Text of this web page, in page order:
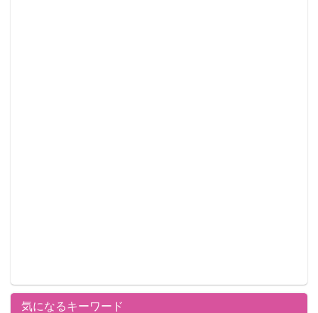
気になるキーワード